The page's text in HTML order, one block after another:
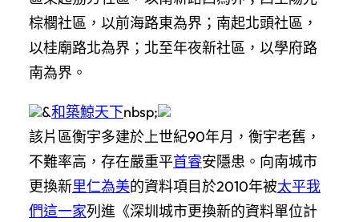
棕櫚社區，以前海路東為界；南起北頭社區，
以桂廟路北為界；北至年夜新社區，以學府路
南為界。
&和築鯨天下nbsp;
該片區衡宇多建於上世紀90年月，衡宇老舊，
不難率高，存在嚴重平首睿安隱患。向南城市
更換新里仁為美的資料項目於2010年被太平我
們這一家列進《深圳城市更換新的資料單位計